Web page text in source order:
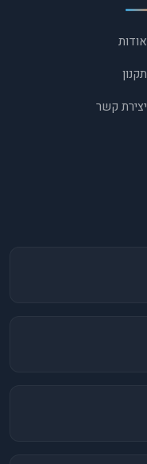
אודות
תקנון
יצירת קשר